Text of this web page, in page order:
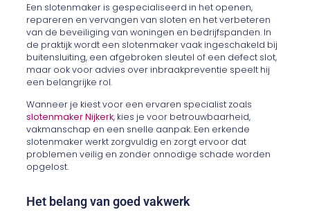
Een slotenmaker is gespecialiseerd in het openen,
repareren en vervangen van sloten en het verbeteren
van de beveiliging van woningen en bedrijfspanden. In
de praktijk wordt een slotenmaker vaak ingeschakeld bij
buitensluiting, een afgebroken sleutel of een defect slot,
maar ook voor advies over inbraakpreventie speelt hij
een belangrijke rol.
Wanneer je kiest voor een ervaren specialist zoals
slotenmaker Nijkerk, kies je voor betrouwbaarheid,
vakmanschap en een snelle aanpak. Een erkende
slotenmaker werkt zorgvuldig en zorgt ervoor dat
problemen veilig en zonder onnodige schade worden
opgelost.
Het belang van goed vakwerk